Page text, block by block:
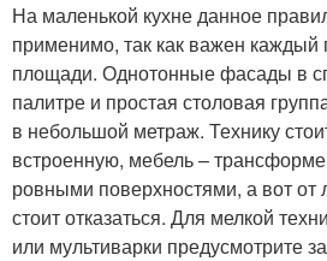
На маленькой кухне данное
применимо, так как важен каждый
площади. Однотонные фасады в
палитре и простая столовая
в небольшой метраж. Технику
встроенную, мебель –
ровными поверхностями, а вот
стоит отказаться. Для мелкой
или мультиварки предусмотрите